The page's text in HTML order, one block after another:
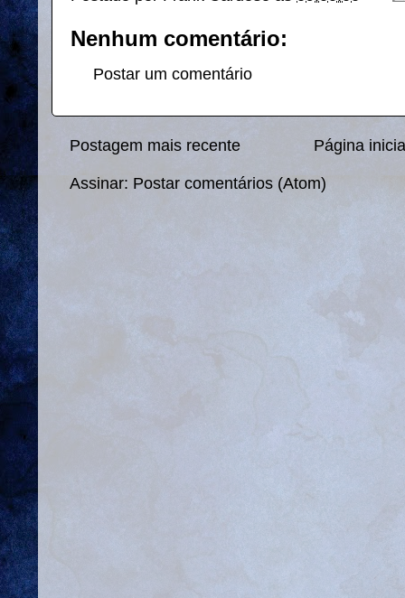
Nenhum comentário:
Postar um comentário
Postagem mais recente Página
Assinar: Postar comentários (Atom)